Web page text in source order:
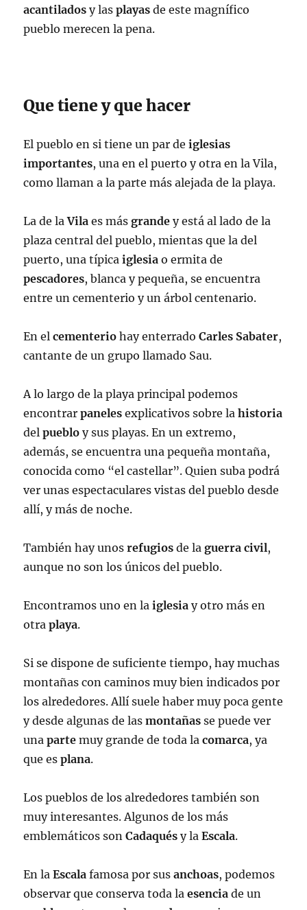
acantilados y lasplayas de este magnífico
pueblo merecen la pena.
Que tiene y que hacer
El pueblo en si tiene un par deiglesias
importantes, una en el puerto y otra en la Vila,
como llaman a la parte más alejada de la playa.
La de laVila es másgrande y está al lado de la
plaza central del pueblo, mientas que la del
puerto, una típicaiglesia o ermita de
pescadores, blanca y pequeña, se encuentra
entre un cementerio y un árbol centenario.
En elcementerio hay enterradoCarles Sabater,
cantante de un grupo llamado Sau.
A lo largo de la playa principal podemos
encontrarpaneles explicativos sobre lahistoria
delpueblo y sus playas. En un extremo,
además, se encuentra una pequeña montaña,
conocida como “el castellar”. Quien suba podrá
ver unas espectaculares vistas del pueblo desde
allí, y más de noche.
También hay unosrefugios de laguerra civil,
aunque no son los únicos del pueblo.
Encontramos uno en laiglesia y otro más en
otraplaya.
Si se dispone de suficiente tiempo, hay muchas
montañas con caminos muy bien indicados por
los alrededores. Allí suele haber muy poca gente
y desde algunas de lasmontañas se puede ver
unaparte muy grande de toda lacomarca, ya
que esplana.
Los pueblos de los alrededores también son
muy interesantes. Algunos de los más
emblemáticos sonCadaqués y laEscala.
En laEscala famosa por susanchoas, podemos
observar que conserva toda laesencia de un